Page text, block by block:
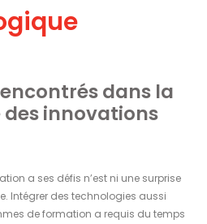
dans la
innovations
a ses défis n’est ni une surprise
Intégrer des technologies aussi
de formation a requis du temps